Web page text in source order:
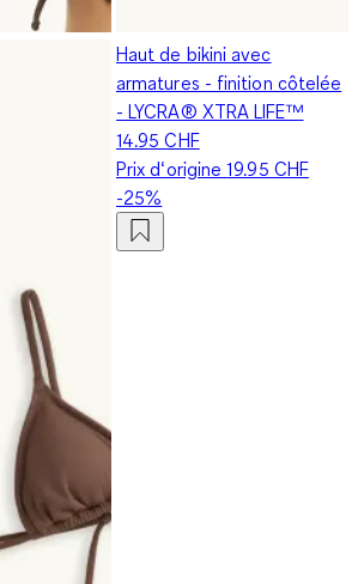
Haut de bikini avec
armatures - finition côtelée
- LYCRA® XTRA LIFE™
14.95 CHF
Prix d‘origine19.95 CHF
-25%